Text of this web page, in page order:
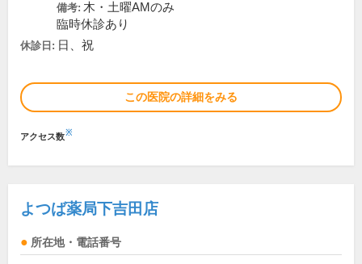
備考: 木・土曜AMのみ
臨時休診あり
休診日: 日、祝
この医院の詳細をみる
アクセス数※
よつば薬局下吉田店
所在地・電話番号